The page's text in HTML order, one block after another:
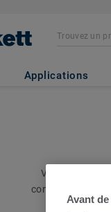
Applications
Vous avez
consultez tous
Avant